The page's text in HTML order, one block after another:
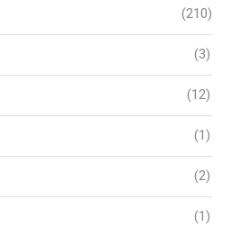
(210)
(3)
(12)
(1)
(2)
(1)